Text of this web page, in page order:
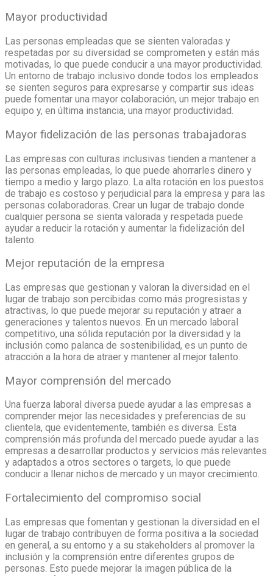
Mayor productividad
Las personas empleadas que se sienten valoradas y
respetadas por su diversidad se comprometen y están más
motivadas, lo que puede conducir a una mayor productividad.
Un entorno de trabajo inclusivo donde todos los empleados
se sienten seguros para expresarse y compartir sus ideas
puede fomentar una mayor colaboración, un mejor trabajo en
equipo y, en última instancia, una mayor productividad.
Mayor fidelización de las personas trabajadoras
Las empresas con culturas inclusivas tienden a mantener a
las personas empleadas, lo que puede ahorrarles dinero y
tiempo a medio y largo plazo. La alta rotación en los puestos
de trabajo es costoso y perjudicial para la empresa y para las
personas colaboradoras. Crear un lugar de trabajo donde
cualquier persona se sienta valorada y respetada puede
ayudar a reducir la rotación y aumentar la fidelización del
talento.
Mejor reputación de la empresa
Las empresas que gestionan y valoran la diversidad en el
lugar de trabajo son percibidas como más progresistas y
atractivas, lo que puede mejorar su reputación y atraer a
generaciones y talentos nuevos. En un mercado laboral
competitivo, una sólida reputación por la diversidad y la
inclusión como palanca de sostenibilidad, es un punto de
atracción a la hora de atraer y mantener al mejor talento.
Mayor comprensión del mercado
Una fuerza laboral diversa puede ayudar a las empresas a
comprender mejor las necesidades y preferencias de su
clientela, que evidentemente, también es diversa. Esta
comprensión más profunda del mercado puede ayudar a las
empresas a desarrollar productos y servicios más relevantes
y adaptados a otros sectores o targets, lo que puede
conducir a llenar nichos de mercado y un mayor crecimiento.
Fortalecimiento del compromiso social
Las empresas que fomentan y gestionan la diversidad en el
lugar de trabajo contribuyen de forma positiva a la sociedad
en general, a su entorno y a su stakeholders al promover la
inclusión y la comprensión entre diferentes grupos de
personas. Esto puede mejorar la imagen pública de la